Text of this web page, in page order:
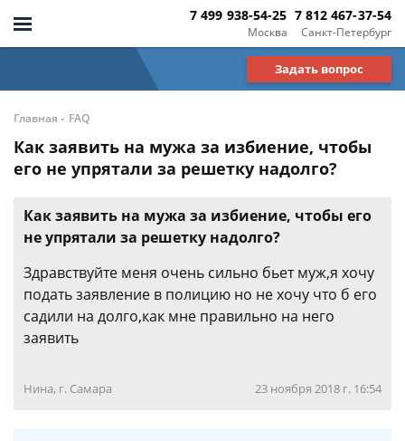
Москва
7 499 938-54-25
Санкт-Петербург
7 812 467-37-54
Задать вопрос
Главная - FAQ
Как заявить на мужа за избиение, чтобы
его не упрятали за решетку надолго?
Как заявить на мужа за избиение, чтобы его
не упрятали за решетку надолго?
Здравствуйте меня очень сильно бьет муж,я хочу
подать заявление в полицию но не хочу что б его
садили на долго,как мне правильно на него
заявить
Нина, г. Самара 23 ноября 2018 г. 16:54